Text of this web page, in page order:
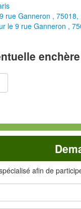
rue Ganneron , 75018,
le 9 rue Ganneron ,
afin de